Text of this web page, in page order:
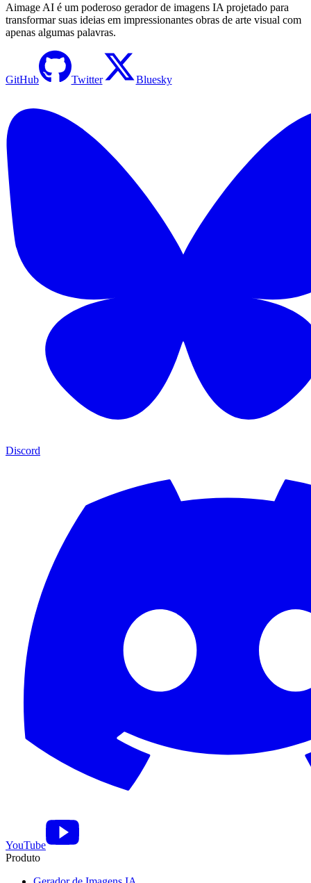
Aimage AI é um poderoso gerador de imagens IA projetado para
transformar suas ideias em impressionantes obras de arte visual com
apenas algumas palavras.
GitHub Twitter Bluesky
Discord
YouTube
Produto